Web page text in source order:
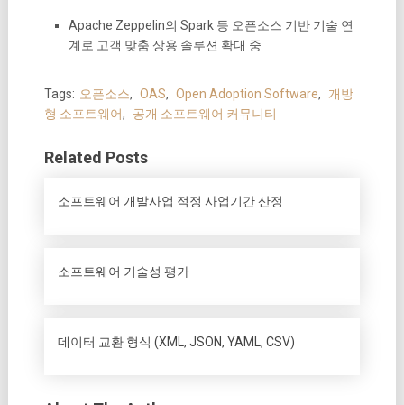
Apache Zeppelin의 Spark 등 오픈소스 기반 기술 연
계로 고객 맞춤 상용 솔루션 확대 중
Tags: 오픈소스, OAS, Open Adoption Software,
개방
형 소프트웨어, 공개 소프트웨어 커뮤니티
Related Posts
소프트웨어 개발사업 적정 사업기간 산정
소프트웨어 기술성 평가
데이터 교환 형식 (XML, JSON, YAML, CSV)